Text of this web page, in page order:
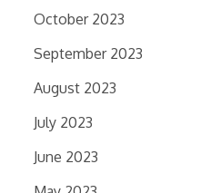
October 2023
September 2023
August 2023
July 2023
June 2023